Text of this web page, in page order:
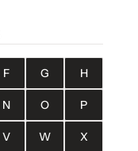
F G H
N O P
V W X